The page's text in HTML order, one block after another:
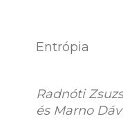
Entrópia
Radnóti
és Marno